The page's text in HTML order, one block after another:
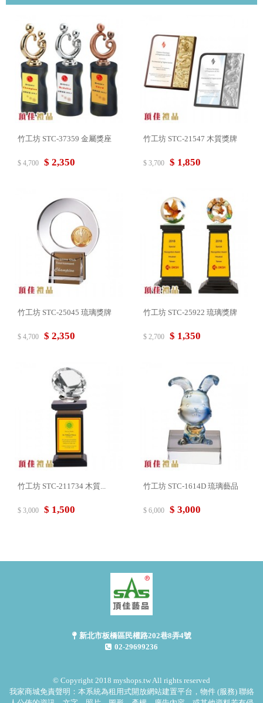
竹工坊 STC-37359 金屬獎座
$ 4,700 $ 2,350
竹工坊 STC-21547 木質獎牌
$ 3,700 $ 1,850
竹工坊 STC-25045 琉璃獎牌
$ 4,700 $ 2,350
竹工坊 STC-25922 琉璃獎牌
$ 2,700 $ 1,350
竹工坊 STC-211734 木質...
$ 3,000 $ 1,500
竹工坊 STC-1614D 琉璃藝品
$ 6,000 $ 3,000
新北市板橋區民權路202巷8弄4號
02-29699236
© Copyright 2018 myshops.tw All rights reserved
我家商城免責聲明：本系統為租用式開放網站建置平台，物件 (服務) 聯絡